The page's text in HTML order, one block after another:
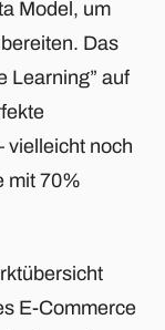
Model, um
Das
Learning” auf
vielleicht noch
mit 70%
E-Commerce